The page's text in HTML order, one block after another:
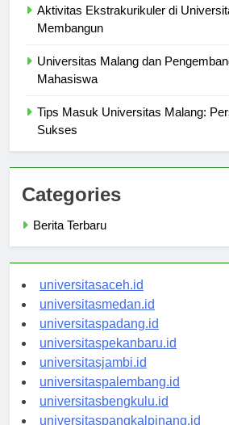
Aktivitas Ekstrakurikuler di
Universitas Malang dan
Tips Masuk Universitas Malang:
Categories
universitasaceh.id
universitasmedan.id
universitaspadang.id
universitaspekanbaru.id
universitasjambi.id
universitaspalembang.id
universitasbengkulu.id